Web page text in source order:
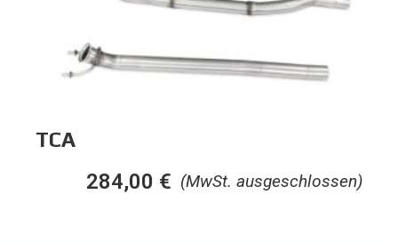
TCA
(MwSt. ausgeschlossen)
284,00 €